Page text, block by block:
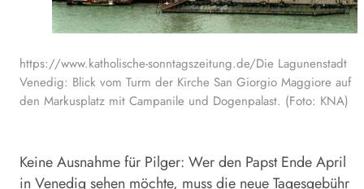
https://www.katholische-sonntagszeitung.de/Die Lagunenstadt
Venedig: Blick vom Turm der Kirche San Giorgio Maggiore auf
den Markusplatz mit Campanile und Dogenpalast. (Foto: KNA)
Keine Ausnahme für Pilger: Wer den Papst Ende April
in Venedig sehen möchte, muss die neue Tagesgebühr